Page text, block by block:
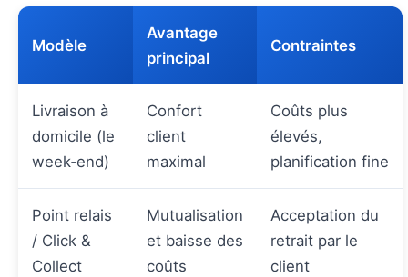
Modèle
Avantage
principal
Contraintes
Livraison à
domicile (le
week‑end)
Confort
client
maximal
Coûts plus
élevés,
planification fine
Point relais
/ Click &
Collect
Mutualisation
et baisse des
coûts
Acceptation du
retrait par le
client